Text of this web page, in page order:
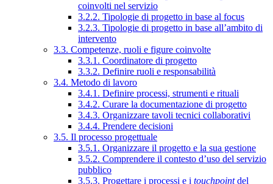
coinvolti nel servizio
3.2.2. Tipologie di progetto in base al focus
3.2.3. Tipologie di progetto in base all’ambito di
intervento
3.3. Competenze, ruoli e figure coinvolte
3.3.1. Coordinatore di progetto
3.3.2. Definire ruoli e responsabilità
3.4. Metodo di lavoro
3.4.1. Definire processi, strumenti e rituali
3.4.2. Curare la documentazione di progetto
3.4.3. Organizzare tavoli tecnici collaborativi
3.4.4. Prendere decisioni
3.5. Il processo progettuale
3.5.1. Organizzare il progetto e la sua gestione
3.5.2. Comprendere il contesto d’uso del servizio
pubblico
3.5.3. Progettare i processi e i touchpointdel